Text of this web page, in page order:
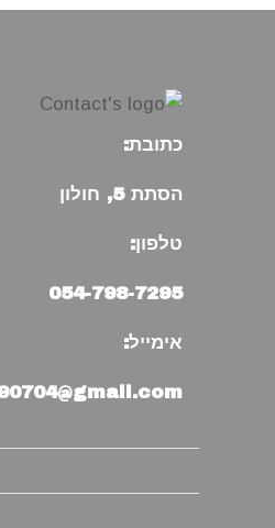
כתובת:
הסתת 5, חולון
טלפון:
054-798-7295
אימייל: